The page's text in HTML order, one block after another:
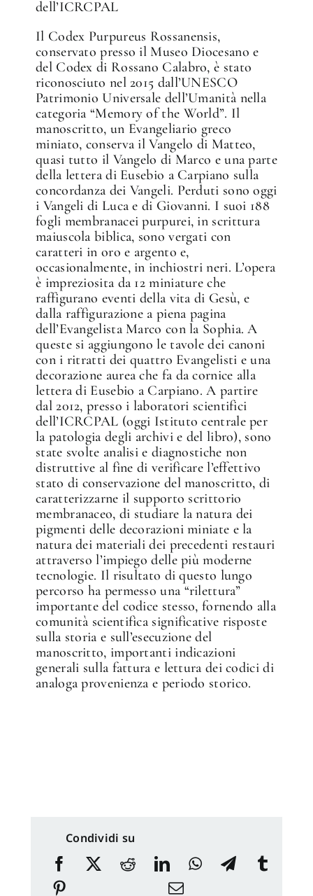
dell’ICRCPAL
Il Codex Purpureus Rossanensis,
conservato presso il Museo Diocesano e
del Codex di Rossano Calabro, è stato
riconosciuto nel 2015 dall’UNESCO
Patrimonio Universale dell’Umanità nella
categoria “Memory of the World”. Il
manoscritto, un Evangeliario greco
miniato, conserva il Vangelo di Matteo,
quasi tutto il Vangelo di Marco e una parte
della lettera di Eusebio a Carpiano sulla
concordanza dei Vangeli. Perduti sono oggi
i Vangeli di Luca e di Giovanni. I suoi 188
fogli membranacei purpurei, in scrittura
maiuscola biblica, sono vergati con
caratteri in oro e argento e,
occasionalmente, in inchiostri neri. L’opera
è impreziosita da 12 miniature che
raffigurano eventi della vita di Gesù, e
dalla raffigurazione a piena pagina
dell’Evangelista Marco con la Sophia. A
queste si aggiungono le tavole dei canoni
con i ritratti dei quattro Evangelisti e una
decorazione aurea che fa da cornice alla
lettera di Eusebio a Carpiano. A partire
dal 2012, presso i laboratori scientifici
dell’ICRCPAL (oggi Istituto centrale per
la patologia degli archivi e del libro), sono
state svolte analisi e diagnostiche non
distruttive al fine di verificare l’effettivo
stato di conservazione del manoscritto, di
caratterizzarne il supporto scrittorio
membranaceo, di studiare la natura dei
pigmenti delle decorazioni miniate e la
natura dei materiali dei precedenti restauri
attraverso l’impiego delle più moderne
tecnologie. Il risultato di questo lungo
percorso ha permesso una “rilettura”
importante del codice stesso, fornendo alla
comunità scientifica significative risposte
sulla storia e sull’esecuzione del
manoscritto, importanti indicazioni
generali sulla fattura e lettura dei codici di
analoga provenienza e periodo storico.
Condividi su